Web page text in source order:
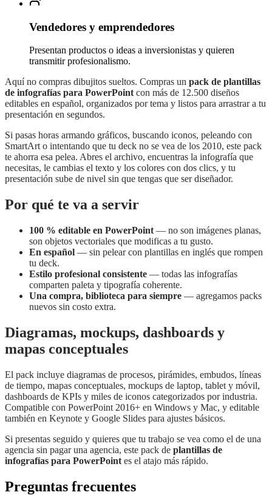
Vendedores y emprendedores
Presentan productos o ideas a inversionistas y quieren
transmitir profesionalismo.
Aquí no compras dibujitos sueltos. Compras un pack de plantillas
de infografías para PowerPoint con más de 12.500 diseños
editables en español, organizados por tema y listos para arrastrar a tu
presentación en segundos.
Si pasas horas armando gráficos, buscando iconos, peleando con
SmartArt o intentando que tu deck no se vea de los 2010, este pack
te ahorra esa pelea. Abres el archivo, encuentras la infografía que
necesitas, le cambias el texto y los colores con dos clics, y tu
presentación sube de nivel sin que tengas que ser diseñador.
Por qué te va a servir
100 % editable en PowerPoint — no son imágenes planas,
son objetos vectoriales que modificas a tu gusto.
En español — sin pelear con plantillas en inglés que rompen
tu deck.
Estilo profesional consistente — todas las infografías
comparten paleta y tipografía coherente.
Una compra, biblioteca para siempre — agregamos packs
nuevos sin costo extra.
Diagramas, mockups, dashboards y
mapas conceptuales
El pack incluye diagramas de procesos, pirámides, embudos, líneas
de tiempo, mapas conceptuales, mockups de laptop, tablet y móvil,
dashboards de KPIs y miles de iconos categorizados por industria.
Compatible con PowerPoint 2016+ en Windows y Mac, y editable
también en Keynote y Google Slides para ajustes básicos.
Si presentas seguido y quieres que tu trabajo se vea como el de una
agencia sin pagar una agencia, este pack de plantillas de
infografías para PowerPoint es el atajo más rápido.
Preguntas frecuentes